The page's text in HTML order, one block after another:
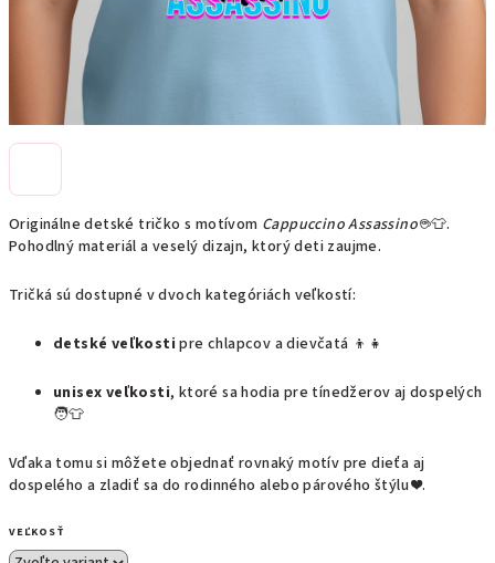
Originálne detské tričko s motívom Cappuccino Assassino☕👕.
Pohodlný materiál a veselý dizajn, ktorý deti zaujme.
Tričká sú dostupné v dvoch kategóriách veľkostí:
detské veľkosti pre chlapcov a dievčatá 👦👧
unisex veľkosti, ktoré sa hodia pre tínedžerov aj dospelých
🧑👕
Vďaka tomu si môžete objednať rovnaký motív pre dieťa aj
dospelého a zladiť sa do rodinného alebo párového štýlu ❤️.
VEĽKOSŤ